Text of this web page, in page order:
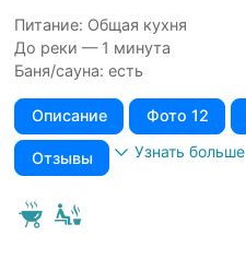
Питание: Общая кухня
До реки — 1 минута
Баня/сауна: есть
Описание Фото 12
Отзывы Узнать больше